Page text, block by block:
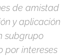
de amistad
y aplicación
subgrupo
por intereses